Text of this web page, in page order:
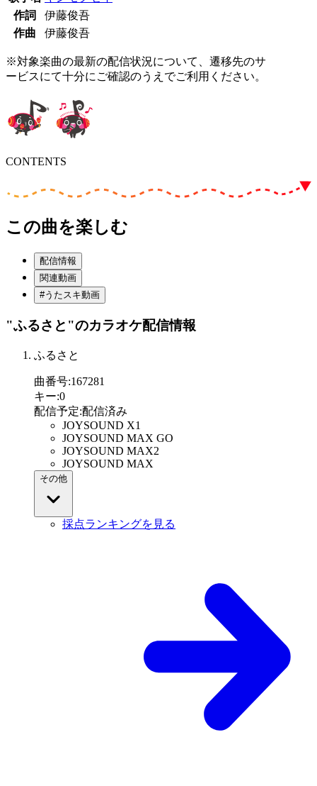
作詞
伊藤俊吾
作曲
伊藤俊吾
※対象楽曲の最新の配信状況について、遷移先のサ
ービスにて十分にご確認のうえでご利用ください。
CONTENTS
この曲を楽しむ
配信情報
関連動画
#うたスキ動画
"ふるさと"のカラオケ配信情報
ふるさと
曲番号:167281
キー:0
配信予定:配信済み
JOYSOUND X1
JOYSOUND MAX GO
JOYSOUND MAX2
JOYSOUND MAX
その他
採点ランキングを見る